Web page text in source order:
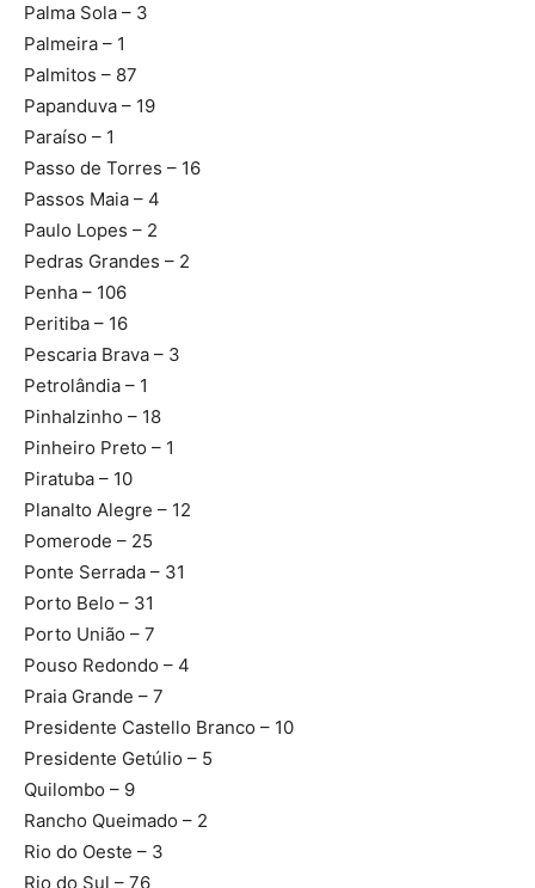
Palma Sola – 3
Palmeira – 1
Palmitos – 87
Papanduva – 19
Paraíso – 1
Passo de Torres – 16
Passos Maia – 4
Paulo Lopes – 2
Pedras Grandes – 2
Penha – 106
Peritiba – 16
Pescaria Brava – 3
Petrolândia – 1
Pinhalzinho – 18
Pinheiro Preto – 1
Piratuba – 10
Planalto Alegre – 12
Pomerode – 25
Ponte Serrada – 31
Porto Belo – 31
Porto União – 7
Pouso Redondo – 4
Praia Grande – 7
Presidente Castello Branco – 10
Presidente Getúlio – 5
Quilombo – 9
Rancho Queimado – 2
Rio do Oeste – 3
Rio do Sul – 76